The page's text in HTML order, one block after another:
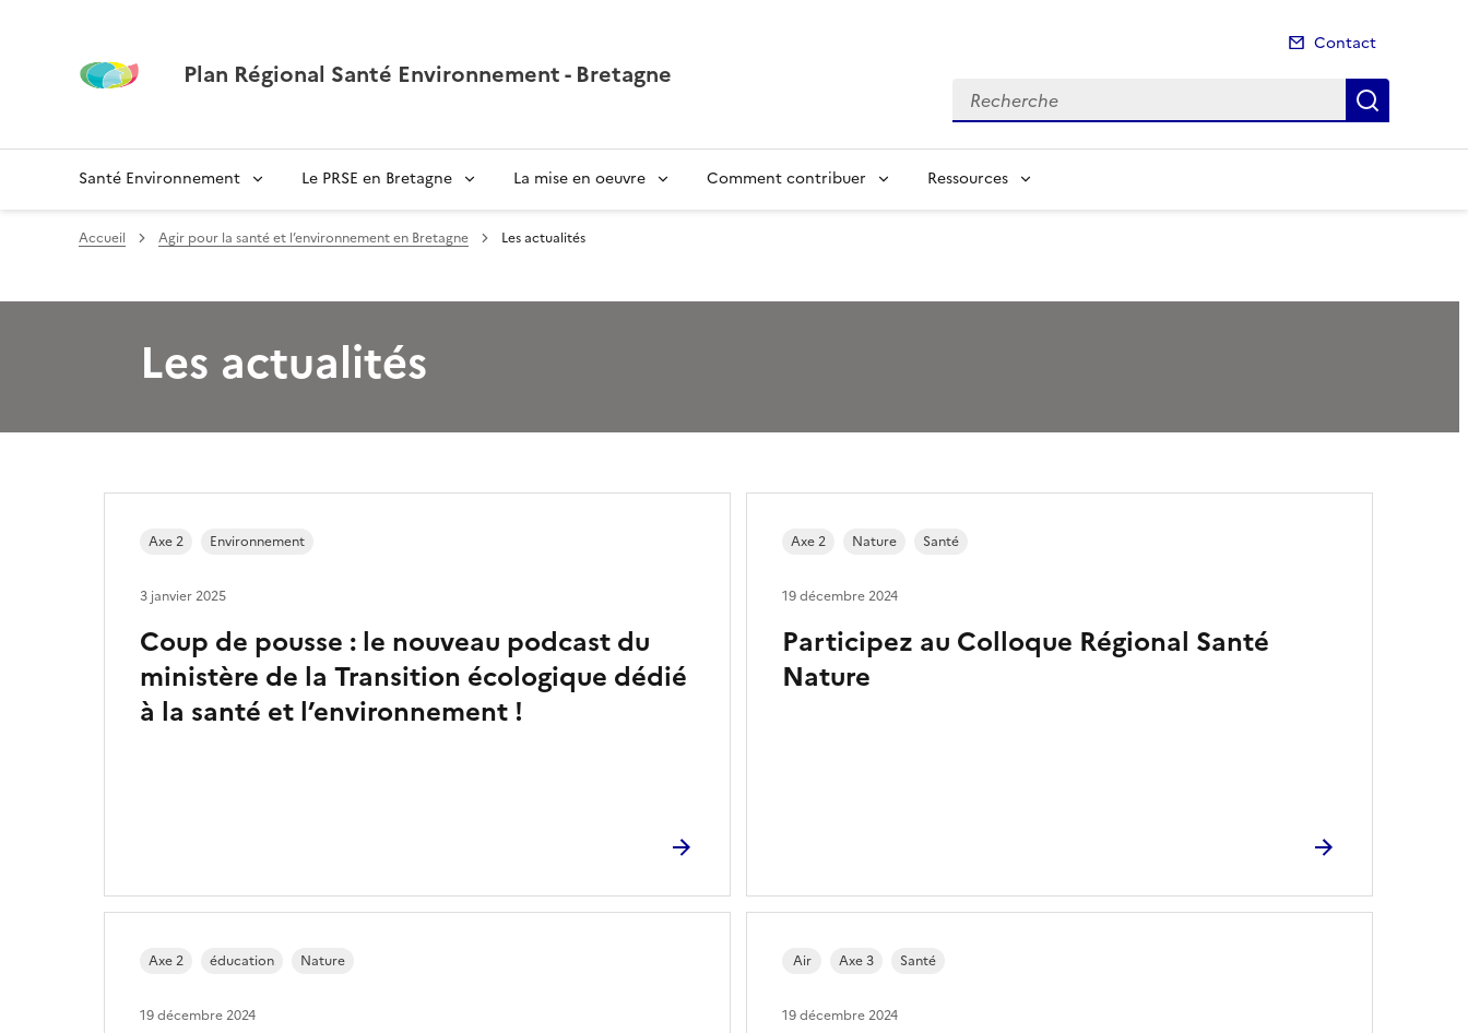
Plan Régional Santé Environnement - Bretagne
Contact
Recherche
Santé Environnement Le PRSE en Bretagne La mise en oeuvre Comment contribuer Ressources
Accueil Agir pour la santé et l’environnement en Bretagne Les actualités
Les actualités
Coup de pousse : le nouveau podcast du
ministère de la Transition écologique dédié
à la santé et l’environnement !
Axe 2 Environnement
3 janvier 2025
Participez au Colloque Régional Santé
Nature
Axe 2 Nature Santé
19 décembre 2024
Axe 2 éducation Nature
19 décembre 2024
Air Axe 3 Santé
19 décembre 2024